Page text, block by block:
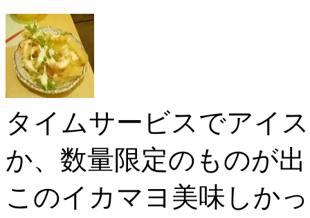
タイムサービスでアイ
か、数量限定のものが
このイカマヨ美味しか